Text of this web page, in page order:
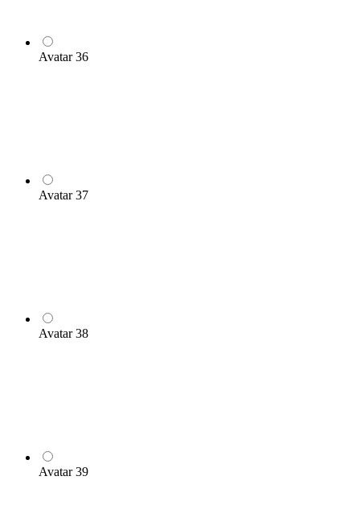
Avatar 36
Avatar 37
Avatar 38
Avatar 39